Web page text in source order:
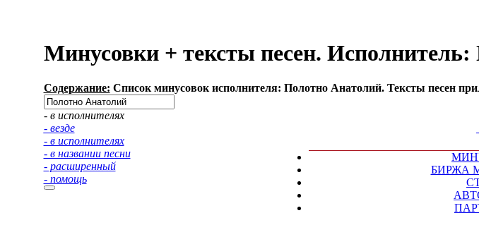
Минусовки + тексты песен.
Содержание: Список минусовок исполнителя: Полотно Анатолий. Тексты песен
- в исполнителях
- везде
- в исполнителях
- в названии песни
- расширенный
- помощь
БИРЖА